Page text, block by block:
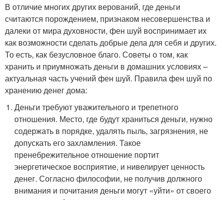
В отличие многих других верований, где деньги
считаются порождением, признаком несовершенства и
далеки от мира духовности, фен шуй воспринимает их
как возможности сделать добрые дела для себя и других.
То есть, как безусловное благо. Советы о том, как
хранить и приумножать деньги в домашних условиях –
актуальная часть учений фен шуй. Правила фен шуй по
хранению денег дома:
Деньги требуют уважительного и трепетного
отношения. Место, где будут храниться деньги, нужно
содержать в порядке, удалять пыль, загрязнения, не
допускать его захламления. Такое
пренебрежительное отношение портит
энергетическое восприятие, и нивелирует ценность
денег. Согласно философии, не получив должного
внимания и почитания деньги могут «уйти» от своего